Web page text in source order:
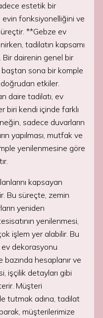
estetik bir
evin fonksiyonelliğini ve
**Gebze ev
tadilatın kapsamı
dairenin genel bir
sona bir komple
doğrudan etkiler.
daire tadilatı, ev
biri kendi içinde farklı
sadece duvarların
yapılması, mutfak ve
yenilenmesine göre
kapsayan
Bu süreçte, zemin
yeniden
yenilenmesi,
işlem yer alabilir. Bu
dekorasyonu
hesaplanır ve
işçilik detayları gibi
Müşteri
tutmak adına, tadilat
müşterilerimize